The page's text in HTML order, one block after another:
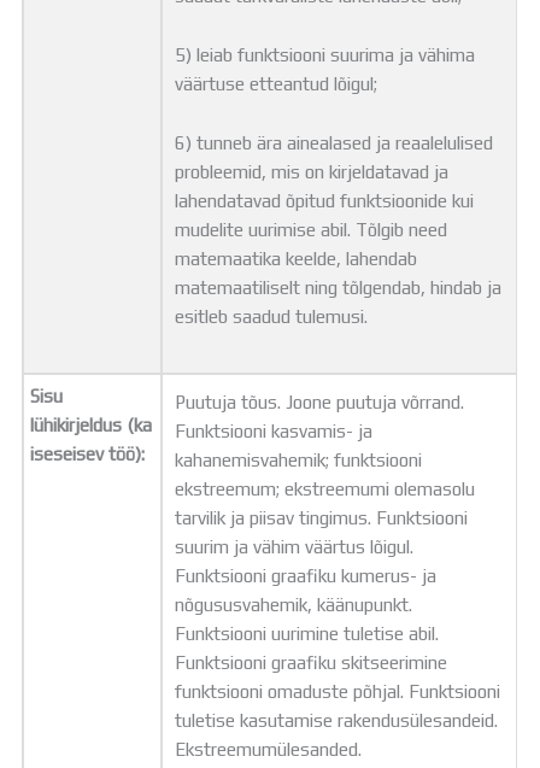
5) leiab funktsiooni suurima ja vähima
väärtuse etteantud lõigul;
6) tunneb ära ainealased ja reaalelulised
probleemid, mis on kirjeldatavad ja
lahendatavad õpitud funktsioonide kui
mudelite uurimise abil. Tõlgib need
matemaatika keelde, lahendab
matemaatiliselt ning tõlgendab, hindab ja
esitleb saadud tulemusi.
Sisu
lühikirjeldus (ka
iseseisev töö):
Puutuja tõus. Joone puutuja võrrand.
Funktsiooni kasvamis- ja
kahanemisvahemik; funktsiooni
ekstreemum; ekstreemumi olemasolu
tarvilik ja piisav tingimus. Funktsiooni
suurim ja vähim väärtus lõigul.
Funktsiooni graafiku kumerus- ja
nõgususvahemik, käänupunkt.
Funktsiooni uurimine tuletise abil.
Funktsiooni graafiku skitseerimine
funktsiooni omaduste põhjal. Funktsiooni
tuletise kasutamise rakendusülesandeid.
Ekstreemumülesanded.